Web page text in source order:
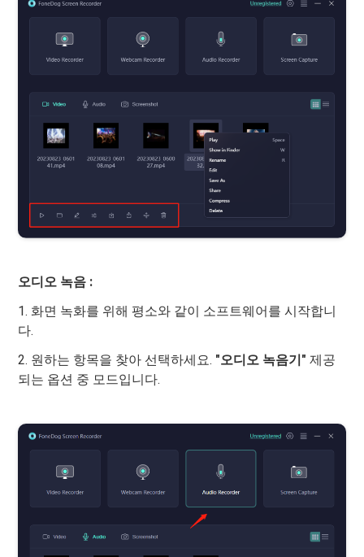
오디오 녹음 :
1. 화면 녹화를 위해 평소와 같이 소프트웨어를 시작합니
다.
2. 원하는 항목을 찾아 선택하세요. "오디오 녹음기" 제공
되는 옵션 중 모드입니다.